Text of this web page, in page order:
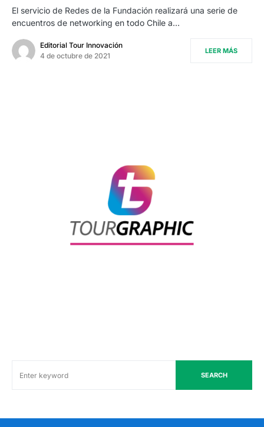
El servicio de Redes de la Fundación realizará una serie de
encuentros de networking en todo Chile a…
Editorial Tour Innovación
4 de octubre de 2021
LEER MÁS
SEARCH